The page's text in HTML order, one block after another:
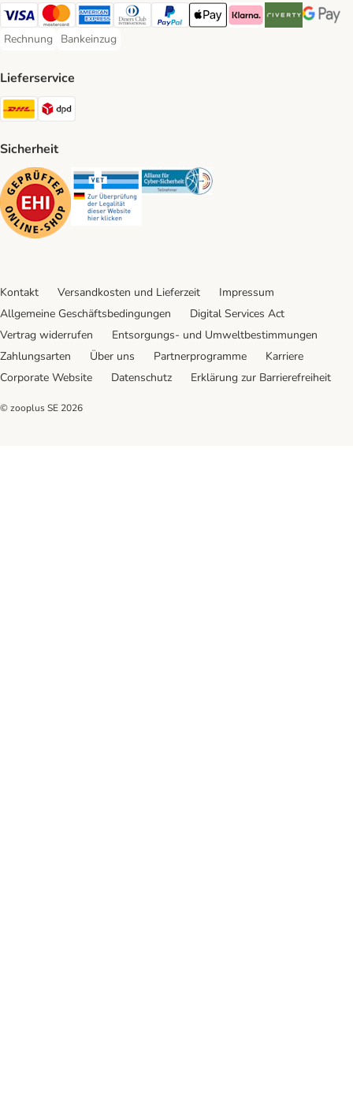
Visa Payment Method
Mastercard Payment Method
American Express Payment Method
Diners Club Payment Method
PayPal Payment Method
Apple Pay Payment Method
Klarna Payment Method
Riverty Payment
Google
Rechnung
Rechnung Payment Method
Bankeinzug
Bankeinzug Payment Method
Lieferservice
DHL Shipping Method
Sicherheit
Security Security Security
Kontakt Versandkosten und Lieferzeit
Impressum
Allgemeine Geschäftsbedingungen
Digital Services Act
Vertrag widerrufen
Entsorgungs- und Umweltbestimmungen
Zahlungsarten
Über uns Partnerprogramme
Karriere
Corporate Website
Datenschutz Erklärung zur Barrierefreiheit
© zooplus SE 2026